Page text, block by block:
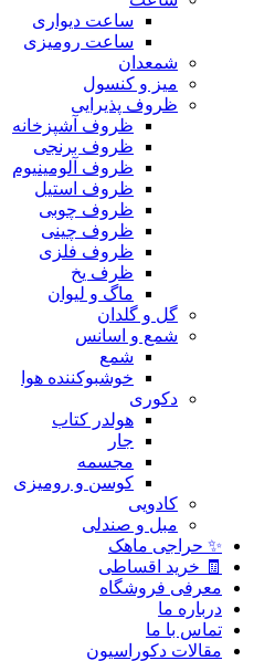
ساعت دیواری
ساعت رومیزی
شمعدان
میز و کنسول
ظروف پذیرایی
ظروف آشپزخانه
ظروف برنجی
ظروف آلومینیوم
ظروف استیل
ظروف چوبی
ظروف چینی
ظروف فلزی
ظرف یخ
ماگ و لیوان
گل و گلدان
شمع و اسانس
شمع
خوشبوکننده هوا
دکوری
هولدر کتاب
جار
مجسمه
کوسن و رومیزی
کادویی
مبل و صندلی
✨ حراجی ماهک
🧾 خرید اقساطی
معرفی فروشگاه
درباره ما
تماس با ما
مقالات دکوراسیون